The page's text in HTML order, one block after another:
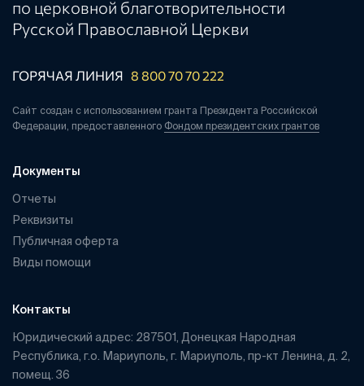
по церковной благотворительности
Русской Православной Церкви
ГОРЯЧАЯ ЛИНИЯ 8 800 70 70 222
Сайт создан с использованием гранта Президента Российской
Федерации, предоставленного Фондом президентских грантов
Документы
Отчеты
Реквизиты
Публичная оферта
Виды помощи
Контакты
Юридический адрес: 287501, Донецкая Народная
Республика, г.о. Мариуполь, г. Мариуполь, пр-кт Ленина, д. 2,
помещ. 36